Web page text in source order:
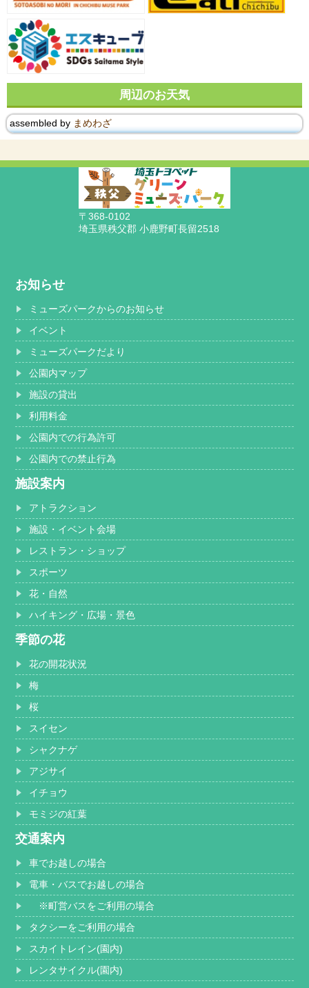
周辺のお天気
assembled by まめわざ
〒368-0102
埼玉県秩父郡 小鹿野町長留2518
お知らせ
ミューズパークからのお知らせ
イベント
ミューズパークだより
公園内マップ
施設の貸出
利用料金
公園内での行為許可
公園内での禁止行為
施設案内
アトラクション
施設・イベント会場
レストラン・ショップ
スポーツ
花・自然
ハイキング・広場・景色
季節の花
花の開花状況
梅
桜
スイセン
シャクナゲ
アジサイ
イチョウ
モミジの紅葉
交通案内
車でお越しの場合
電車・バスでお越しの場合
※町営バスをご利用の場合
タクシーをご利用の場合
スカイトレイン(園内)
レンタサイクル(園内)